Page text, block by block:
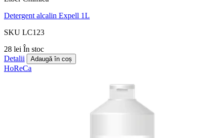
Detergent alcalin Expell 1L
SKU LC123
28 lei În stoc
Detalii
Adaugă în coș
HoReCa